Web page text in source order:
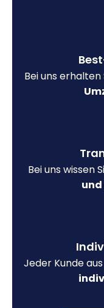
Bei uns erhalten
Bei uns wissen
Jeder Kunde